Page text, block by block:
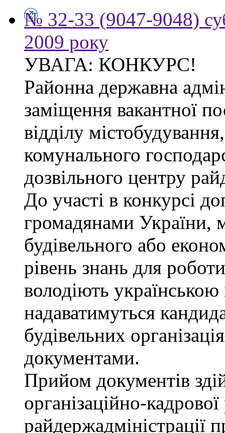
№ 32-33 (9047-9048)
2009 року
УВАГА: КОНКУРС!
Районна державна
заміщення вакантної
відділу
комунального
дозвільного центру
До участі в конкурсі
громадянами України,
будівельного або
рівень знань для
володіють
надаватимуться
будівельних
документами.
Прийом документів
організаційно-
райдержадміністрації